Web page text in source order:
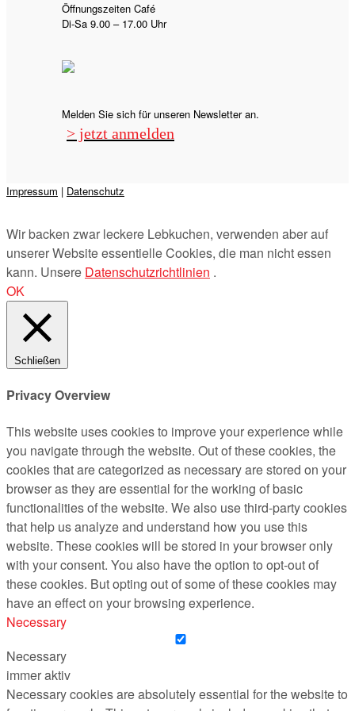
Öffnungszeiten Café
Di-Sa 9.00 – 17.00 Uhr
Melden Sie sich für unseren Newsletter an.
> jetzt anmelden
Impressum | Datenschutz
Wir backen zwar leckere Lebkuchen, verwenden aber auf
unserer Website essentielle Cookies, die man nicht essen
kann. Unsere Datenschutzrichtlinien .
OK
Schließen
Privacy Overview
This website uses cookies to improve your experience while
you navigate through the website. Out of these cookies, the
cookies that are categorized as necessary are stored on your
browser as they are essential for the working of basic
functionalities of the website. We also use third-party cookies
that help us analyze and understand how you use this
website. These cookies will be stored in your browser only
with your consent. You also have the option to opt-out of
these cookies. But opting out of some of these cookies may
have an effect on your browsing experience.
Necessary
Necessary
immer aktiv
Necessary cookies are absolutely essential for the website to